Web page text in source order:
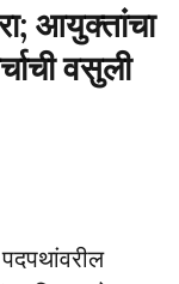
आयुक्तांचा
वसुली